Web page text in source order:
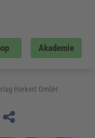
Akademie
–
Herkert GmbH